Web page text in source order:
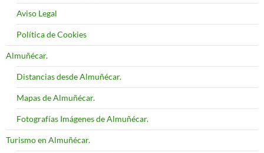
Aviso Legal
Política de Cookies
Almuñécar.
Distancias desde Almuñécar.
Mapas de Almuñécar.
Fotografías Imágenes de Almuñécar.
Turismo en Almuñécar.